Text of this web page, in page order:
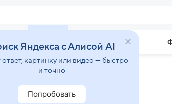
Звезды
Яндекса с Алисой AI
ответ, картинку или видео — быстро
и точно
Попробовать